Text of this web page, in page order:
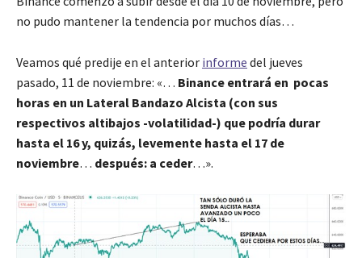
no pudo mantener la tendencia por muchos días…
Veamos qué predije en el anterior informe del jueves
pasado, 11 de noviembre: «… Binance entrará en pocas
horas en un Lateral Bandazo Alcista (con sus
respectivos altibajos -volatilidad-) que podría durar
hasta el 16 y, quizás, levemente hasta el 17 de
noviembre… después: a ceder…».